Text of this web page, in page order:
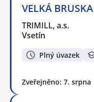
VELKÁ
TRIMILL, a.s.
Vsetín
Plný úvazek
Zveřejněno: 7. srpna